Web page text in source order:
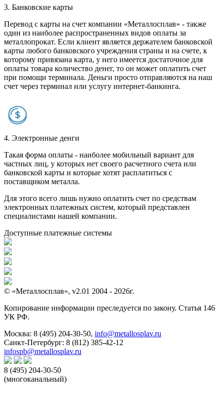
3. Банковские карты
Перевод с карты на счет компании «Металлосплав» - также
один из наиболее распространенных видов оплаты за
металлопрокат. Если клиент является держателем банковской
карты любого банковского учреждения страны и на счете, к
которому привязана карта, у него имеется достаточное для
оплаты товара количество денег, то он может оплатить счет
при помощи терминала. Деньги просто отправляются на наш
счет через терминал или услугу интернет-банкинга.
4. Электронные денги
Такая форма оплаты - наиболее мобильный вариант для
частных лиц, у которых нет своего расчетного счета или
банковской карты и которые хотят расплатиться с
поставщиком металла.
Для этого всего лишь нужно оплатить счет по средствам
электронных платежных систем, который представлен
специалистами нашей компании.
Доступные платежные системы
© «Металлосплав», v2.01 2004 - 2026г.
Копирование информации преследуется по закону. Статья 146
УК РФ.
Москва: 8 (495) 204-30-50, info@metallosplav.ru
Санкт-Петербург: 8 (812) 385-42-12
infospb@metallosplav.ru
8 (495) 204-30-50
(многоканальный)